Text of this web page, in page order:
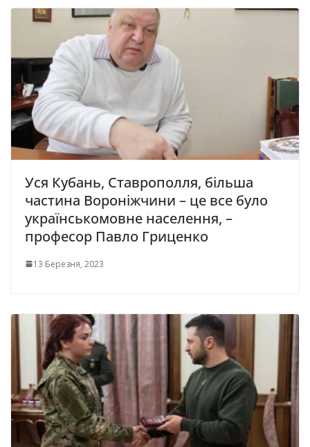
Уся Кубань, Ставрополля, більша
частина Вороніжчини – це все було
українськомовне населення, –
професор Павло Гриценко
13 Березня, 2023